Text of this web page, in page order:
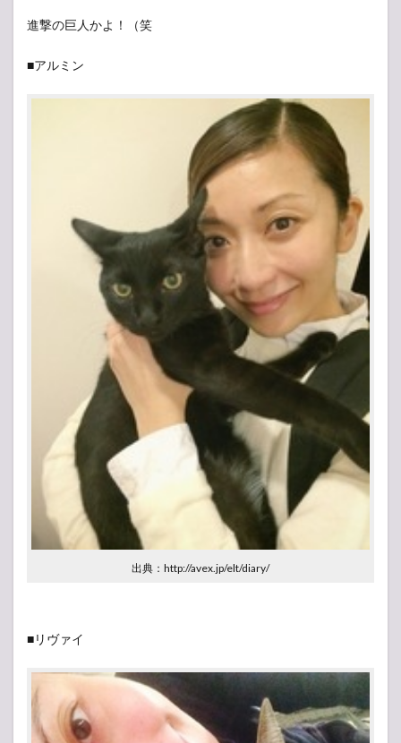
進撃の巨人かよ！（笑
■アルミン
出典：http://avex.jp/elt/diary/
■リヴァイ